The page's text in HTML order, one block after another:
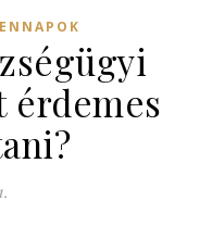
érdemes